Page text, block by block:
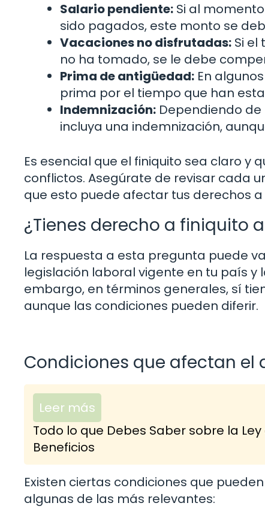
Salario pendiente: Si al
sido pagados, este monto se
Vacaciones no disfrutadas: Si
no ha tomado, se le debe
Prima de antigüedad: En
prima por el tiempo que han
Indemnización: Dependiendo
incluya una indemnización,
Es esencial que el finiquito sea claro
conflictos. Asegúrate de revisar cada
que esto puede afectar tus derechos a
¿Tienes derecho a finiquito
La respuesta a esta pregunta puede
legislación laboral vigente en tu país
embargo, en términos generales, sí
aunque las condiciones pueden diferir.
Condiciones que afectan el
Leer más
Todo lo que Debes Saber sobre la
Beneficios
Existen ciertas condiciones que
algunas de las más relevantes: